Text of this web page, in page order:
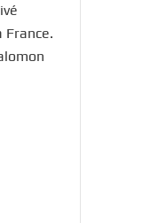
France.